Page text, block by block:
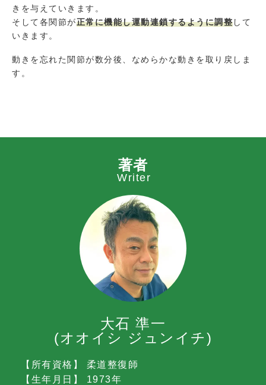
きを与えていきます。
そして各関節が正常に機能し運動連鎖するように調整して
いきます。
動きを忘れた関節が数分後、なめらかな動きを取り戻しま
す。
著者
Writer
大石 準一
(オオイシ ジュンイチ)
【所有資格】 柔道整復師
【生年月日】 1973年